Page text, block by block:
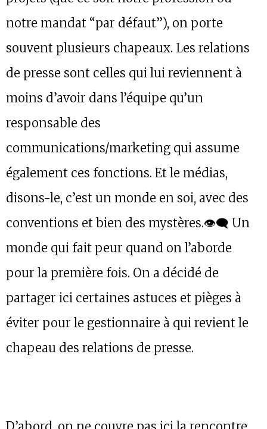
notre mandat “par défaut”), on porte
souvent plusieurs chapeaux. Les relations
de presse sont celles qui lui reviennent à
moins d’avoir dans l’équipe qu’un
responsable des
communications/marketing qui assume
également ces fonctions. Et le médias,
disons-le, c’est un monde en soi, avec des
conventions et bien des mystères.👁️‍🗨️ Un
monde qui fait peur quand on l’aborde
pour la première fois. On a décidé de
partager ici certaines astuces et pièges à
éviter pour le gestionnaire à qui revient le
chapeau des relations de presse.